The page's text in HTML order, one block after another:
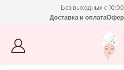
Без выходных с
Доставка и оплата